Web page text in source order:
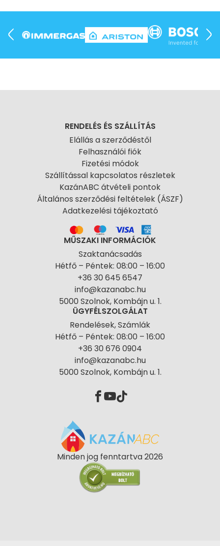
RENDELÉS ÉS SZÁLLÍTÁS
Elállás a szerződéstől
Felhasználói fiók
Fizetési módok
Szállítással kapcsolatos részletek
KazánABC átvételi pontok
Általános szerződési feltételek (ÁSZF)
Adatkezelési tájékoztató
MŰSZAKI INFORMÁCIÓK
Szaktanácsadás
Hétfő – Péntek: 08:00 – 16:00
+36 30 645 6547
info@kazanabc.hu
5000 Szolnok, Kombájn u. 1.
ÜGYFÉLSZOLGÁLAT
Rendelések, Számlák
Hétfő – Péntek: 08:00 – 16:00
+36 30 676 0904
info@kazanabc.hu
5000 Szolnok, Kombájn u. 1.
Minden jog fenntartva 2026